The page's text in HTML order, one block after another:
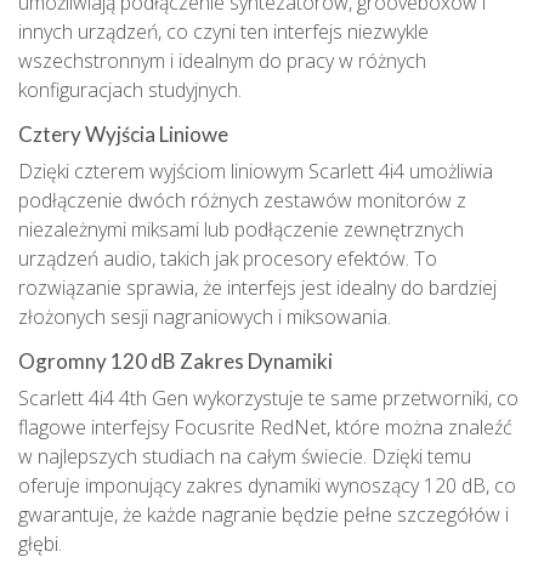
innych urządzeń, co czyni ten interfejs niezwykle
wszechstronnym i idealnym do pracy w różnych
konfiguracjach studyjnych.
Cztery Wyjścia Liniowe
Dzięki czterem wyjściom liniowym Scarlett 4i4 umożliwia
podłączenie dwóch różnych zestawów monitorów z
niezależnymi miksami lub podłączenie zewnętrznych
urządzeń audio, takich jak procesory efektów. To
rozwiązanie sprawia, że interfejs jest idealny do bardziej
złożonych sesji nagraniowych i miksowania.
Ogromny 120 dB Zakres Dynamiki
Scarlett 4i4 4th Gen wykorzystuje te same przetworniki, co
flagowe interfejsy Focusrite RedNet, które można znaleźć
w najlepszych studiach na całym świecie. Dzięki temu
oferuje imponujący zakres dynamiki wynoszący 120 dB, co
gwarantuje, że każde nagranie będzie pełne szczegółów i
głębi.